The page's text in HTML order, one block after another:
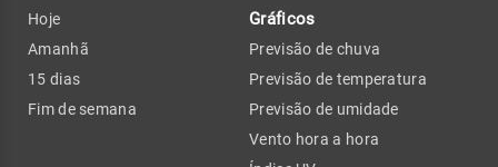
Hoje
Amanhã
15 dias
Fim de semana
Gráficos
Previsão de chuva
Previsão de temperatura
Previsão de umidade
Vento hora a hora